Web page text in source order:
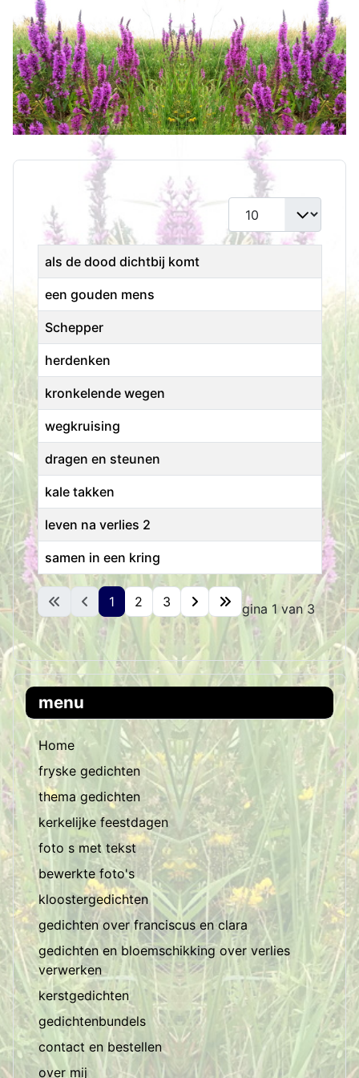
menu
Home
fryske gedichten
thema gedichten
kerkelijke feestdagen
foto s met tekst
bewerkte foto's
kloostergedichten
gedichten over franciscus en clara
gedichten en bloemschikking over verlies
verwerken
kerstgedichten
gedichtenbundels
contact en bestellen
over mij
Toon #
Artikelen
Titel
als de dood dichtbij komt
een gouden mens
Schepper
herdenken
kronkelende wegen
wegkruising
dragen en steunen
kale takken
leven na verlies 2
samen in een kring
Pagina 1 van 3
1 2 3